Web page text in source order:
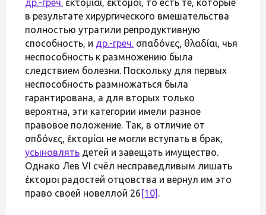
др.-греч. ἐκτομίαι, ἔκτομοι, то есть те, которые
в результате хирургического вмешательства
полностью утратили репродуктивную
способность, и др.-греч. σπαδόνες, θλαδίαι, чья
неспособность к размножению была
следствием болезни. Поскольку для первых
неспособность размножаться была
гарантирована, а для вторых только
вероятна, эти категории имели разное
правовое положение. Так, в отличие от
σπδόνες, ἐκτομίαι не могли вступать в брак,
усыновлять детей и завещать имущество.
Однако Лев VI счёл несправедливым лишать
ἐκτομοι радостей отцовства и вернул им это
право своей новеллой 26 [10] .